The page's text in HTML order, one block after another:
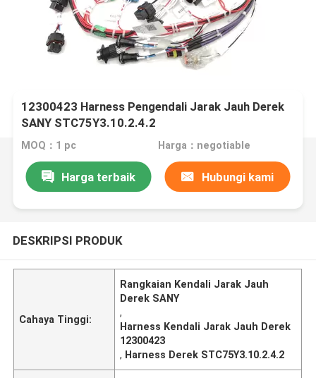
12300423 Harness Pengendali Jarak Jauh Derek
SANY STC75Y3.10.2.4.2
MOQ：1 pc Harga：negotiable
Harga terbaik Hubungi kami
DESKRIPSI PRODUK
Cahaya Tinggi:
Rangkaian Kendali Jarak Jauh
Derek SANY
,
Harness Kendali Jarak Jauh Derek
12300423
, Harness Derek STC75Y3.10.2.4.2